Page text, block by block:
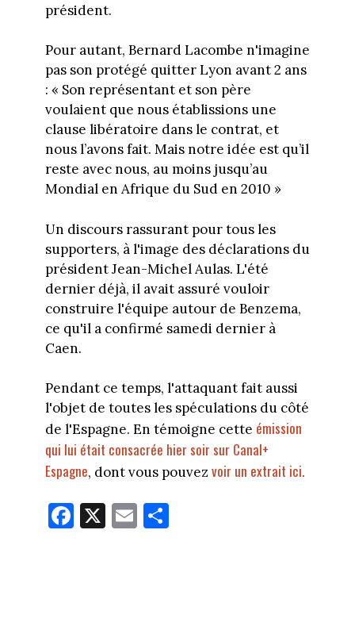
président.
Pour autant, Bernard Lacombe n'imagine
pas son protégé quitter Lyon avant 2 ans
: « Son représentant et son père
voulaient que nous établissions une
clause libératoire dans le contrat, et
nous l’avons fait. Mais notre idée est qu’il
reste avec nous, au moins jusqu’au
Mondial en Afrique du Sud en 2010 »
Un discours rassurant pour tous les
supporters, à l'image des déclarations du
président Jean-Michel Aulas. L'été
dernier déjà, il avait assuré vouloir
construire l'équipe autour de Benzema,
ce qu'il a confirmé samedi dernier à
Caen.
Pendant ce temps, l'attaquant fait aussi
l'objet de toutes les spéculations du côté
de l'Espagne. En témoigne cette émission
qui lui était consacrée hier soir sur Canal+
Espagne, dont vous pouvez voir un extrait ici.
Fa
ce
X E
m
Pa